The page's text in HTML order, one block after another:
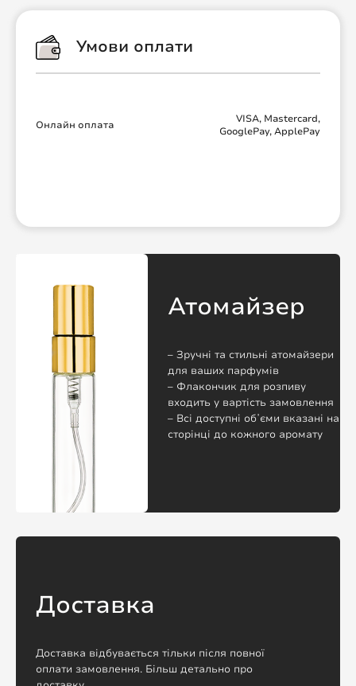
Умови оплати
Онлайн оплата
VISA, Mastercard,
GooglePay, ApplePay
Атомайзер
– Зручні та стильні атомайзери
для ваших парфумів
– Флакончик для розпиву
входить у вартість замовлення
– Всі доступні обʼєми вказані на
сторінці до кожного аромату
Доставка
Доставка відбувається тільки після повної
оплати замовлення. Більш детально про